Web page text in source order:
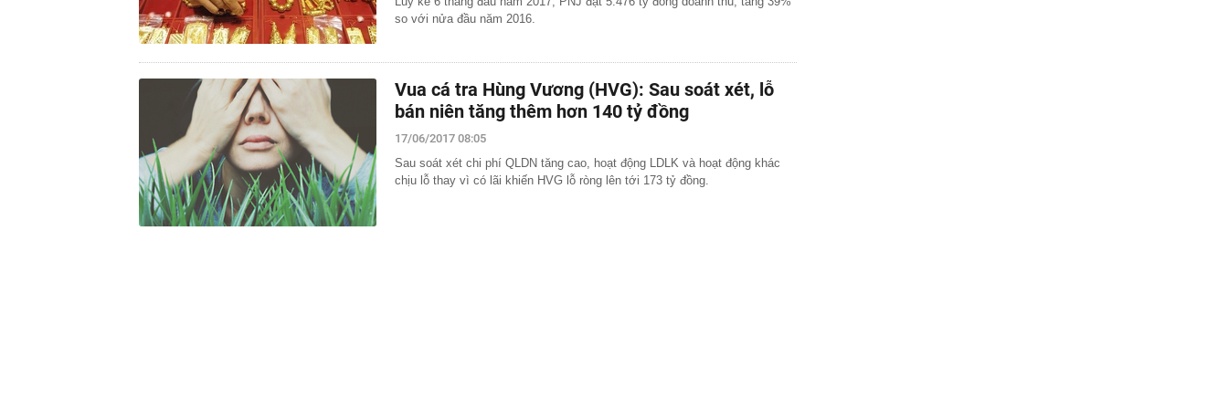
so với nửa đầu năm 2016.
Vua cá tra Hùng Vương (HVG): Sau soát xét, lỗ
bán niên tăng thêm hơn 140 tỷ đồng
17/06/2017 08:05
Sau soát xét chi phí QLDN tăng cao, hoạt động LDLK và hoạt động khác
chịu lỗ thay vì có lãi khiến HVG lỗ ròng lên tới 173 tỷ đồng.